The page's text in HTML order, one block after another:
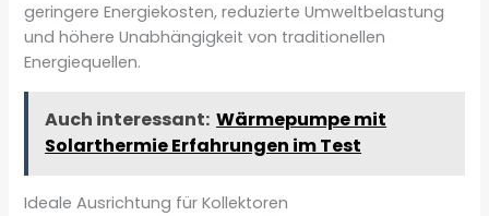
geringere Energiekosten, reduzierte Umweltbelastung
und höhere Unabhängigkeit von traditionellen
Energiequellen.
Auch interessant: Wärmepumpe mit
Solarthermie Erfahrungen im Test
Ideale Ausrichtung für Kollektoren